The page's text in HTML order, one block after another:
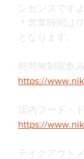
ンセンスです
＊営業時間は
となります。
時間無制限飲
https://
店内フード・
https://
テイクアウト